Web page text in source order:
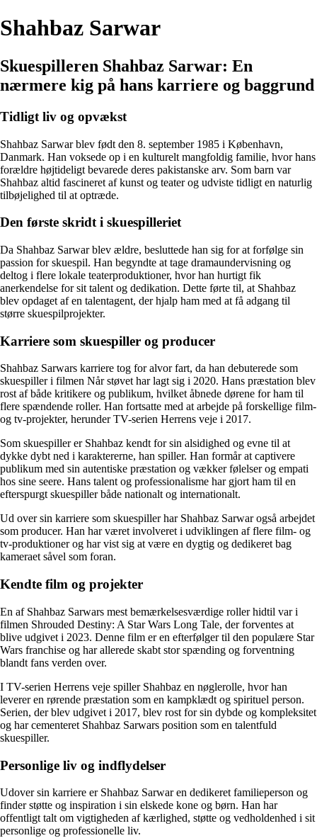
Shahbaz Sarwar
Skuespilleren Shahbaz Sarwar: En
nærmere kig på hans karriere og baggrund
Tidligt liv og opvækst
Shahbaz Sarwar blev født den 8. september 1985 i København,
Danmark. Han voksede op i en kulturelt mangfoldig familie, hvor hans
forældre højtideligt bevarede deres pakistanske arv. Som barn var
Shahbaz altid fascineret af kunst og teater og udviste tidligt en naturlig
tilbøjelighed til at optræde.
Den første skridt i skuespilleriet
Da Shahbaz Sarwar blev ældre, besluttede han sig for at forfølge sin
passion for skuespil. Han begyndte at tage dramaundervisning og
deltog i flere lokale teaterproduktioner, hvor han hurtigt fik
anerkendelse for sit talent og dedikation. Dette førte til, at Shahbaz
blev opdaget af en talentagent, der hjalp ham med at få adgang til
større skuespilprojekter.
Karriere som skuespiller og producer
Shahbaz Sarwars karriere tog for alvor fart, da han debuterede som
skuespiller i filmen Når støvet har lagt sig i 2020. Hans præstation blev
rost af både kritikere og publikum, hvilket åbnede dørene for ham til
flere spændende roller. Han fortsatte med at arbejde på forskellige film-
og tv-projekter, herunder TV-serien Herrens veje i 2017.
Som skuespiller er Shahbaz kendt for sin alsidighed og evne til at
dykke dybt ned i karaktererne, han spiller. Han formår at captivere
publikum med sin autentiske præstation og vækker følelser og empati
hos sine seere. Hans talent og professionalisme har gjort ham til en
efterspurgt skuespiller både nationalt og internationalt.
Ud over sin karriere som skuespiller har Shahbaz Sarwar også arbejdet
som producer. Han har været involveret i udviklingen af flere film- og
tv-produktioner og har vist sig at være en dygtig og dedikeret bag
kameraet såvel som foran.
Kendte film og projekter
En af Shahbaz Sarwars mest bemærkelsesværdige roller hidtil var i
filmen Shrouded Destiny: A Star Wars Long Tale, der forventes at
blive udgivet i 2023. Denne film er en efterfølger til den populære Star
Wars franchise og har allerede skabt stor spænding og forventning
blandt fans verden over.
I TV-serien Herrens veje spiller Shahbaz en nøglerolle, hvor han
leverer en rørende præstation som en kampklædt og spirituel person.
Serien, der blev udgivet i 2017, blev rost for sin dybde og kompleksitet
og har cementeret Shahbaz Sarwars position som en talentfuld
skuespiller.
Personlige liv og indflydelser
Udover sin karriere er Shahbaz Sarwar en dedikeret familieperson og
finder støtte og inspiration i sin elskede kone og børn. Han har
offentligt talt om vigtigheden af kærlighed, støtte og vedholdenhed i sit
personlige og professionelle liv.